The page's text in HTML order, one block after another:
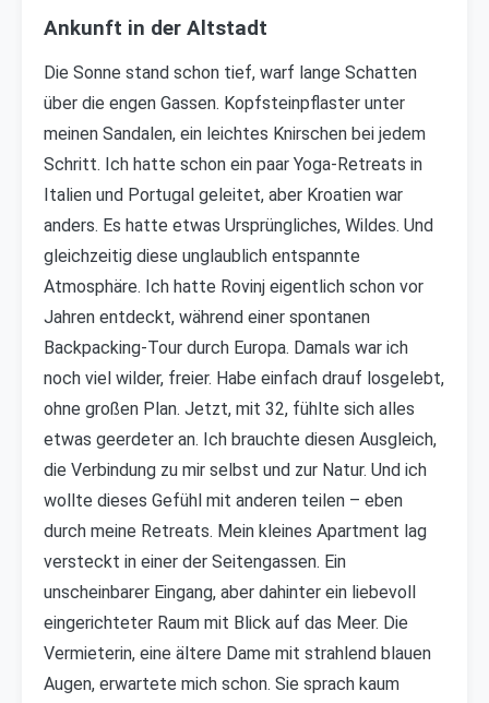
Ankunft in der Altstadt
Die Sonne stand schon tief, warf lange Schatten
über die engen Gassen. Kopfsteinpflaster unter
meinen Sandalen, ein leichtes Knirschen bei jedem
Schritt. Ich hatte schon ein paar Yoga-Retreats in
Italien und Portugal geleitet, aber Kroatien war
anders. Es hatte etwas Ursprüngliches, Wildes. Und
gleichzeitig diese unglaublich entspannte
Atmosphäre. Ich hatte Rovinj eigentlich schon vor
Jahren entdeckt, während einer spontanen
Backpacking-Tour durch Europa. Damals war ich
noch viel wilder, freier. Habe einfach drauf losgelebt,
ohne großen Plan. Jetzt, mit 32, fühlte sich alles
etwas geerdeter an. Ich brauchte diesen Ausgleich,
die Verbindung zu mir selbst und zur Natur. Und ich
wollte dieses Gefühl mit anderen teilen – eben
durch meine Retreats. Mein kleines Apartment lag
versteckt in einer der Seitengassen. Ein
unscheinbarer Eingang, aber dahinter ein liebevoll
eingerichteter Raum mit Blick auf das Meer. Die
Vermieterin, eine ältere Dame mit strahlend blauen
Augen, erwartete mich schon. Sie sprach kaum